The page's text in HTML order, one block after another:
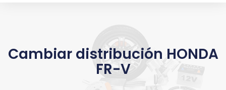
Cambiar distribución HONDA
FR-V